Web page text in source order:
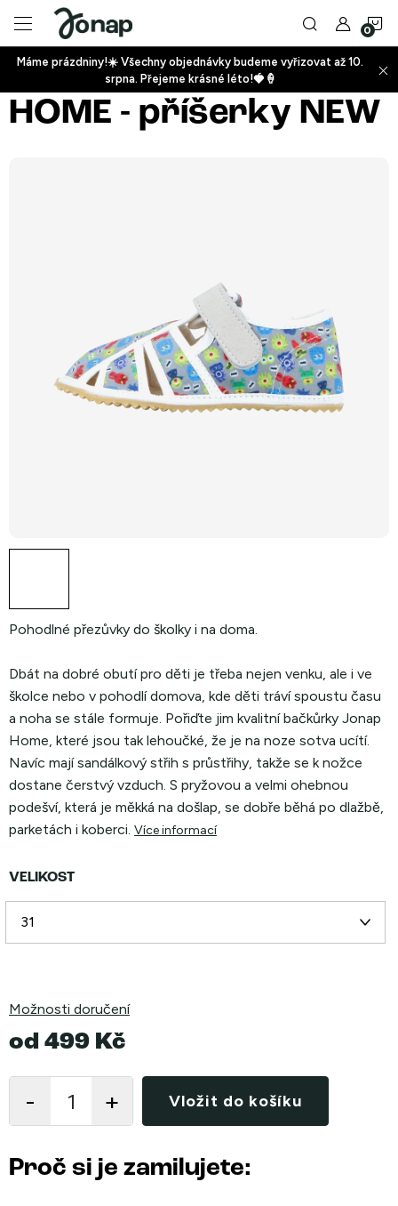
obsah
+
Máme prázdniny!☀️ Všechny objednávky budeme vyřizovat až 10.
srpna. Přejeme krásné léto!🍓🍦
HOME - příšerky NEW
Pohodlné přezůvky do školky i na doma.
Dbát na dobré obutí pro děti je třeba nejen venku, ale i ve
školce nebo v pohodlí domova, kde děti tráví spoustu času
a noha se stále formuje. Pořiďte jim kvalitní bačkůrky Jonap
Home, které jsou tak lehoučké, že je na noze sotva ucítí.
Navíc mají sandálkový střih s průstřihy, takže se k nožce
dostane čerstvý vzduch. S pryžovou a velmi ohebnou
podešví, která je měkká na došlap, se dobře běhá po dlažbě,
parketách i koberci. Více informací
VELIKOST
Možnosti doručení
od 499 Kč
cena:
Vložit do košíku
Proč si je zamilujete: